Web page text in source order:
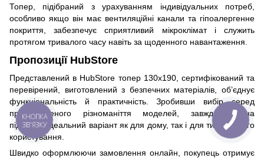
Топер, підібраний з урахуванням індивідуальних потреб,
особливо якщо він має вентиляційні канали та гіпоалергенне
покриття, забезпечує сприятливий мікроклімат і служить
протягом тривалого часу навіть за щоденного навантаження.
Пропозиції HubStore
Представлений в HubStore топер 130х190, сертифікований та
перевірений, виготовлений з безпечних матеріалів, об’єднує
функціональність й практичність. Зробивши вибір серед
представленого різноманіття моделей, завжди можна
підібрати ідеальний варіант як для дому, так і для тимчасового
користування.
Швидко оформлюючи замовлення онлайн, покупець отримує
КНОПКА
ЗВ'ЯЗКУ